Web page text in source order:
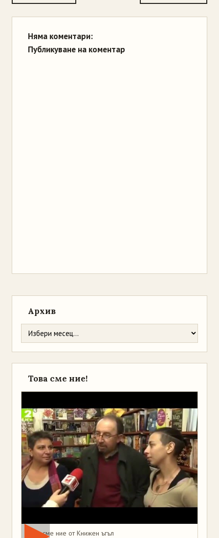
Няма коментари:
Публикуване на коментар
Архив
Това сме ние!
Това сме ние от Книжен ъгъл